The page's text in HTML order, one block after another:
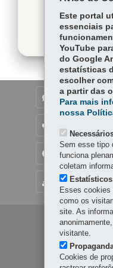
Baixar
MAPA DO SITE
DENUNCIE
TRANSPARÊNCIA
principal
Este portal
essenciais
YouTube
do Google
estatísticas
escolher
a partir das
Para mais
nossa
Sem esse tipo
funciona
coletam
Estatísticos
Esses cookies
como os
site. As
visitante.
Cookies de